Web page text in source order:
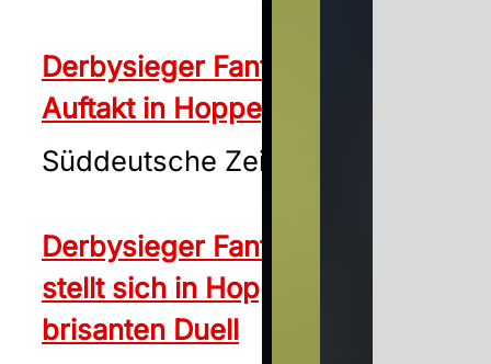
Derbysieger Fantastic Moon zum
Auftakt in Hoppegarten
Süddeutsche Zeitung 27.03.2024
Derbysieger Fantastic Moon
stellt sich in Hoppegarten einem
brisanten Duell